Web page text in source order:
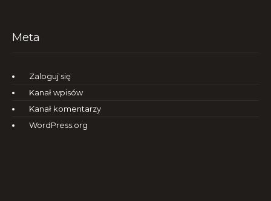
Meta
Zaloguj się
Kanał wpisów
Kanał komentarzy
WordPress.org